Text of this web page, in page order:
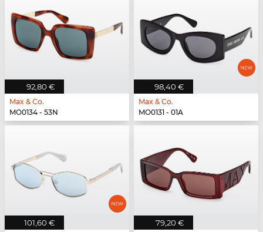
92,80 €
Max & Co.
MO0134 - 53N
98,40 €
Max & Co.
MO0131 - 01A
101,60 € 79,20 €